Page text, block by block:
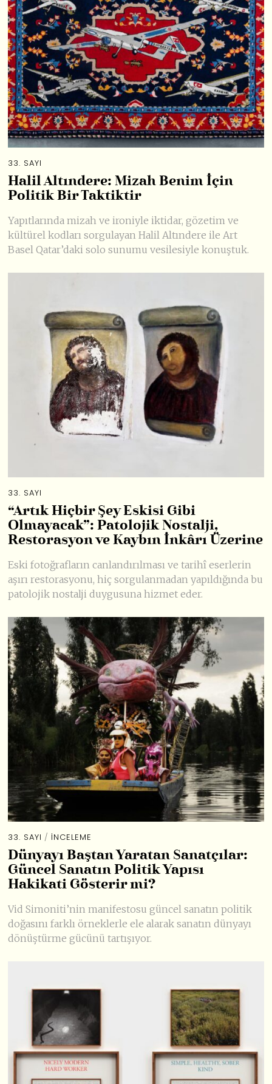
33. SAYI
Halil Altındere: Mizah Benim İçin
Politik Bir Taktiktir
Yapıtlarında mizah ve ironiyle iktidar, gözetim ve
kültürel kodları sorgulayan Halil Altındere ile Art
Basel Qatar’daki solo sunumu vesilesiyle konuştuk.
33. SAYI
“Artık Hiçbir Şey Eskisi Gibi
Olmayacak”: Patolojik Nostalji,
Restorasyon ve Kaybın İnkârı Üzerine
Eski fotoğrafların canlandırılması ve tarihî eserlerin
aşırı restorasyonu, hiç sorgulanmadan yapıldığında bu
patolojik nostalji duygusuna hizmet eder.
33. SAYI / İNCELEME
Dünyayı Baştan Yaratan Sanatçılar:
Güncel Sanatın Politik Yapısı
Hakikati Gösterir mi?
Vid Simoniti’nin manifestosu güncel sanatın politik
doğasını farklı örneklerle ele alarak sanatın dünyayı
dönüştürme gücünü tartışıyor.